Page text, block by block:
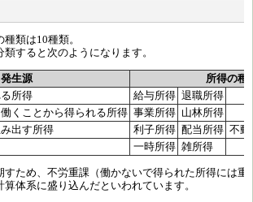
類は10種類。
すると次のようになります。
発生源
所得の種
所得
給与所得 退職所得
くことから得られる所得 事業所得 山林所得
出す所得
利子所得 配当所得 不動
一時所得 雑所得
すため、不労重課（働かないで得られた所得には重
体系に盛り込んだといわれています。